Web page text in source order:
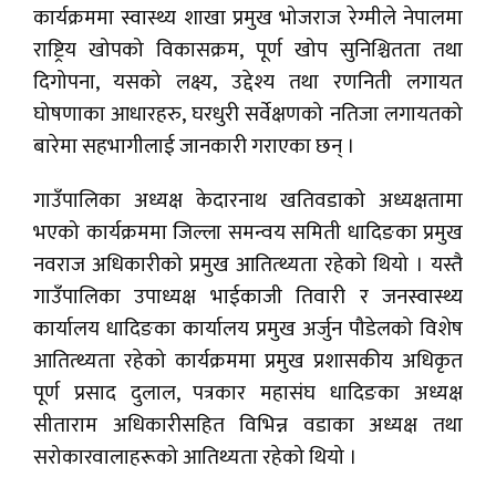
कार्यक्रममा स्वास्थ्य शाखा प्रमुख भोजराज रेग्मीले नेपालमा
राष्ट्रिय खोपको विकासक्रम, पूर्ण खोप सुनिश्चितता तथा
दिगोपना, यसको लक्ष्य, उद्देश्य तथा रणनिती लगायत
घोषणाका आधारहरु, घरधुरी सर्वेक्षणको नतिजा लगायतको
बारेमा सहभागीलाई जानकारी गराएका छन् ।
गाउँपालिका अध्यक्ष केदारनाथ खतिवडाको अध्यक्षतामा
भएको कार्यक्रममा जिल्ला समन्वय समिती धादिङका प्रमुख
नवराज अधिकारीको प्रमुख आतित्थ्यता रहेको थियो । यस्तै
गाउँपालिका उपाध्यक्ष भाईकाजी तिवारी र जनस्वास्थ्य
कार्यालय धादिङका कार्यालय प्रमुख अर्जुन पौडेलको विशेष
आतित्थ्यता रहेको कार्यक्रममा प्रमुख प्रशासकीय अधिकृत
पूर्ण प्रसाद दुलाल, पत्रकार महासंघ धादिङका अध्यक्ष
सीताराम अधिकारीसहित विभिन्न वडाका अध्यक्ष तथा
सरोकारवालाहरूको आतिथ्यता रहेको थियो ।